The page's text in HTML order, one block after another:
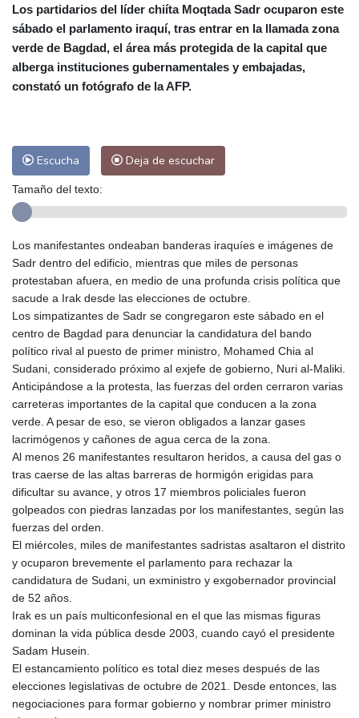
Alicante
32 °C Córdoba
30 °C
Málaga
28 °C Murcia
28 °C
Las Palmas de Gran Canaria
24 °C
Ibiza
30 °C Buenos Aires
Panama City
26 °C
Los partidarios del líder chiíta Moqtada Sadr ocuparon este
sábado el parlamento iraquí, tras entrar en la llamada zona
verde de Bagdad, el área más protegida de la capital que
alberga instituciones gubernamentales y embajadas,
constató un fotógrafo de la AFP.
Escucha Deja de escuchar
Tamaño del texto:
Los manifestantes ondeaban banderas iraquíes e imágenes de
Sadr dentro del edificio, mientras que miles de personas
protestaban afuera, en medio de una profunda crisis política que
sacude a Irak desde las elecciones de octubre.
Los simpatizantes de Sadr se congregaron este sábado en el
centro de Bagdad para denunciar la candidatura del bando
político rival al puesto de primer ministro, Mohamed Chia al
Sudani, considerado próximo al exjefe de gobierno, Nuri al-Maliki.
Anticipándose a la protesta, las fuerzas del orden cerraron varias
carreteras importantes de la capital que conducen a la zona
verde. A pesar de eso, se vieron obligados a lanzar gases
lacrimógenos y cañones de agua cerca de la zona.
Al menos 26 manifestantes resultaron heridos, a causa del gas o
tras caerse de las altas barreras de hormigón erigidas para
dificultar su avance, y otros 17 miembros policiales fueron
golpeados con piedras lanzadas por los manifestantes, según las
fuerzas del orden.
El miércoles, miles de manifestantes sadristas asaltaron el distrito
y ocuparon brevemente el parlamento para rechazar la
candidatura de Sudani, un exministro y exgobernador provincial
de 52 años.
Irak es un país multiconfesional en el que las mismas figuras
dominan la vida pública desde 2003, cuando cayó el presidente
Sadam Husein.
El estancamiento político es total diez meses después de las
elecciones legislativas de octubre de 2021. Desde entonces, las
negociaciones para formar gobierno y nombrar primer ministro